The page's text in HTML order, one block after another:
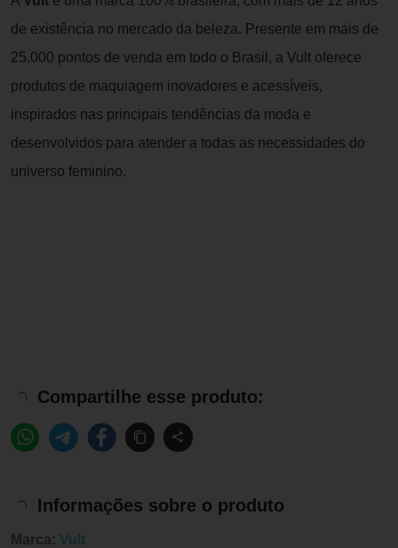
de existência no mercado da beleza. Presente em mais de
25.000 pontos de venda em todo o Brasil, a Vult oferece
produtos de maquiagem inovadores e acessíveis,
inspirados nas principais tendências da moda e
desenvolvidos para atender a todas as necessidades do
universo feminino.
Compartilhe esse produto:
Informações sobre o produto
Marca: Vult